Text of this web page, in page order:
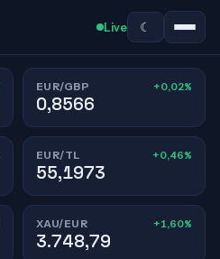
Live ☾
EUR/GBP +0,02%
0,8566
EUR/TL +0,46%
55,1973
XAU/EUR +1,60%
3.748,79